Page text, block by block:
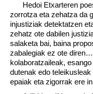
Hedoi Etxarteren
zorrotza eta zehatza da
injustiziak detektatzen
zehatz ote dabilen
salaketa bai, baina
zabalegiak ez ote
kolaboratzaileak,
dutenak edo
epaiak eta zigorrak ere